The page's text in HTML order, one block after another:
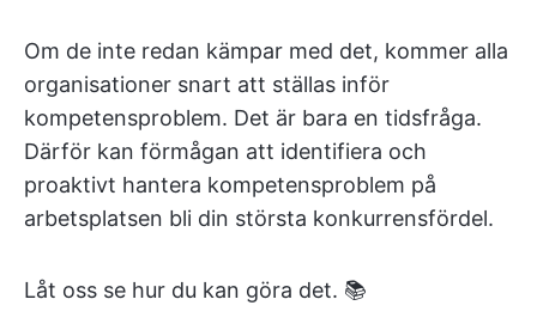
Om de inte redan kämpar med det, kommer alla
organisationer snart att ställas inför
kompetensproblem. Det är bara en tidsfråga.
Därför kan förmågan att identifiera och
proaktivt hantera kompetensproblem på
arbetsplatsen bli din största konkurrensfördel.
Låt oss se hur du kan göra det. 📚